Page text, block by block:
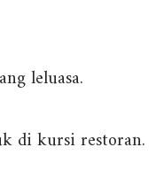
leluasa.
di kursi restoran.